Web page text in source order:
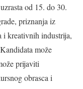
od 15. do 30.
priznanja iz
i kreativnih industrija,
može
prijaviti
obrasca i